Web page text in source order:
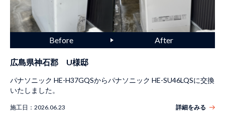
広島県神石郡 U様邸
パナソニック HE-H37GQSからパナソニック HE-SU46LQSに交換
いたしました。
施工日： 2026.06.23 詳細をみる